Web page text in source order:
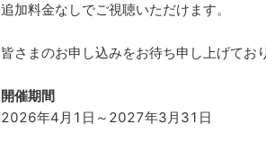
追加料金なしでご視聴いただけます。
皆さまのお申し込みをお待ち申し上げてお
開催期間
2026年4月1日～2027年3月31日